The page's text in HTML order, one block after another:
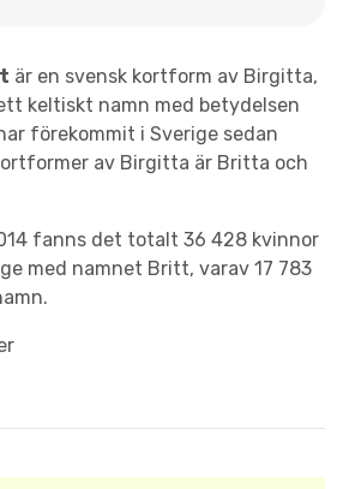
är en svensk kortform av Birgitta,
keltiskt namn med betydelsen
förekommit i Sverige sedan
av Birgitta är Britta och
fanns det totalt 36 428 kvinnor
med namnet Britt, varav 17 783